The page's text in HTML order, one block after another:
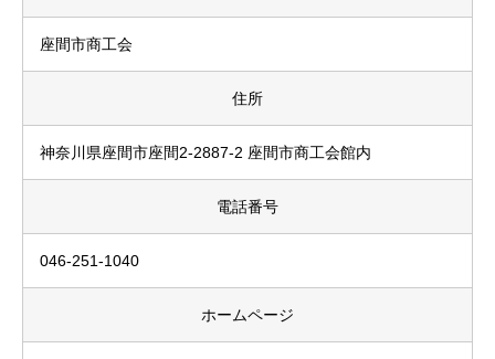
座間市商工会
住所
神奈川県座間市座間2-2887-2 座間市商工会館内
電話番号
046-251-1040
ホームページ